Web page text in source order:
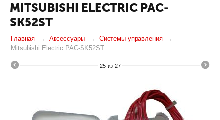
MITSUBISHI ELECTRIC PAC-
SK52ST
Главная Аксессуары
Системы управления
Mitsubishi Electric PAC-SK52ST
25 из 27